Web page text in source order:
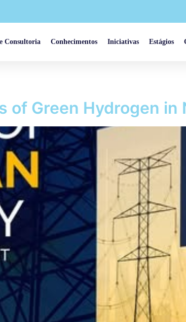
Consultoria Conhecimentos Iniciativas Estágios
of Green Hydrogen